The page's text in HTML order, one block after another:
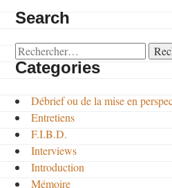
Search
Rechercher :
Categories
Débrief ou de la mise en
Entretiens
F.I.B.D.
Interviews
Introduction
Mémoire